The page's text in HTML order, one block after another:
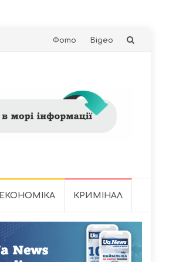
Skip
Фото Відео
ЕКОНОМІКА КРИМІНАЛ